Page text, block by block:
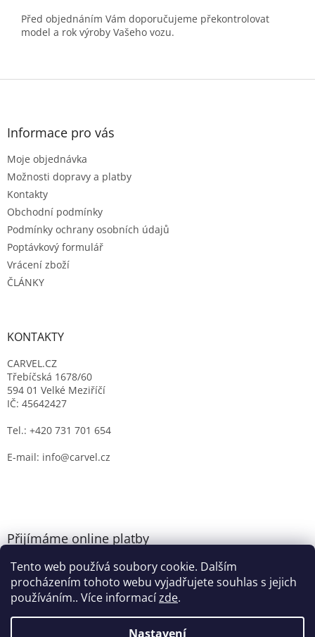
Tento web používá soubory cookie. Dalším
procházením tohoto webu vyjadřujete souhlas s jejich
používáním.. Více informacízde.
Nastavení
Před objednáním Vám doporučujeme překontrolovat
model a rok výroby Vašeho vozu.
Z
Informace pro vás
Moje objednávka
Možnosti dopravy a platby
Kontakty
Obchodní podmínky
Podmínky ochrany osobních údajů
Poptávkový formulář
Vrácení zboží
ČLÁNKY
KONTAKTY
CARVEL.CZ
Třebíčská 1678/60
594 01 Velké Meziříčí
IČ: 45642427
Tel.: +420 731 701 654
E-mail: info@carvel.cz
Přijímáme online platby